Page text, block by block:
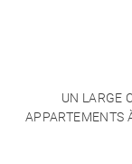
UN LARGE
APPARTEMENTS